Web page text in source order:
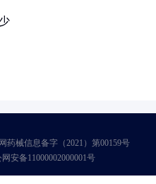
药械信息备字（2021）第00159号
安备11000002000001号